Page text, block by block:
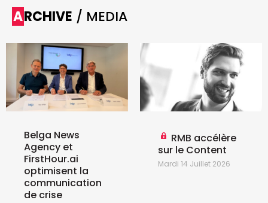
ARCHIVE / MEDIA
Belga News
Agency et
FirstHour.ai
optimisent la
communication
de crise
RMB accélère
sur le Content
Mardi 14 Juillet 2026